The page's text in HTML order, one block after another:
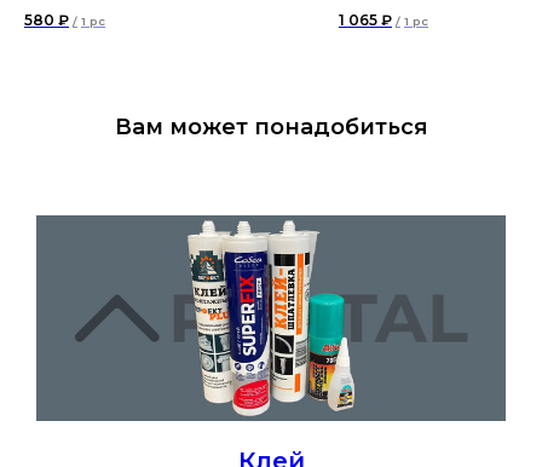
580 ₽ / 1 pc
1 065 ₽ / 1 pc
Вам может понадобиться
Клей